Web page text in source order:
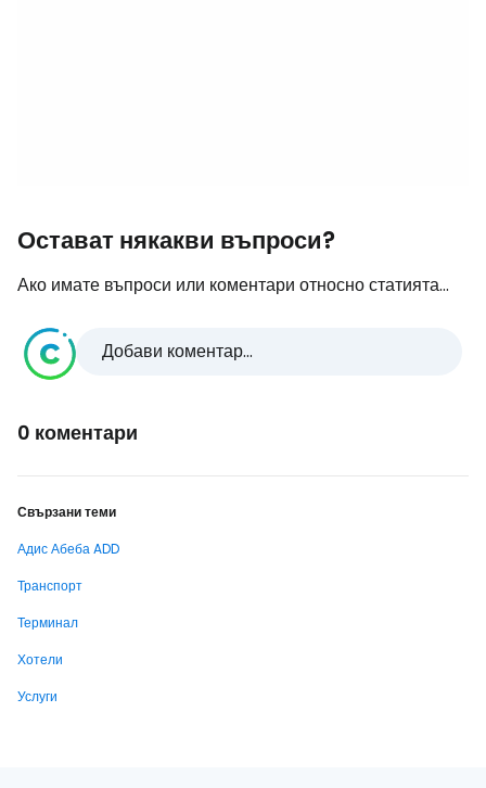
Остават някакви въпроси?
Ако имате въпроси или коментари относно статията...
Добави коментар...
0 коментари
Свързани теми
Адис Абеба ADD
Транспорт
Терминал
Хотели
Услуги